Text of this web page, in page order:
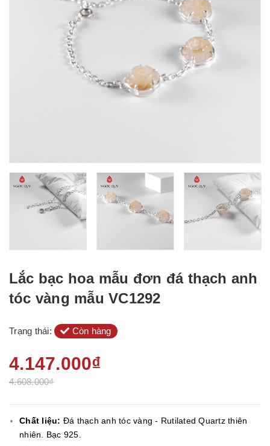
Lắc bạc hoa mẫu đơn đá thạch anh
tóc vàng mẫu VC1292
Trạng thái: Còn hàng
4.147.000₫
4.608.000₫
Chất liệu: Đá thạch anh tóc vàng - Rutilated Quartz thiên
nhiên. Bạc 925.